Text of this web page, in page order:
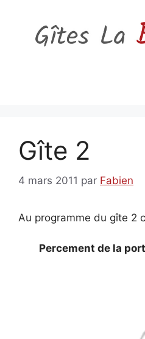
contenu
Gîte 2
4 mars 2011 par Fabien
Au programme du gîte 2
Percement de la